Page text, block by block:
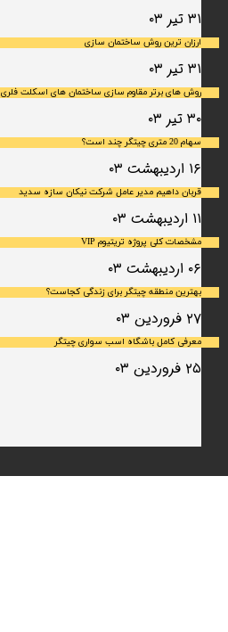
۳۱ تیر ۰۳
ارزان ترین روش ساختمان سازی
۳۱ تیر ۰۳
روش های برتر مقاوم سازی ساختمان های اسکلت فلری
۳۰ تیر ۰۳
سهام 20 متری چیتگر چند است؟
۱۶ اردیبهشت ۰۳
قربان داهیم مدیر عامل شرکت نیکان سازه سدید
۱۱ اردیبهشت ۰۳
مشخصات کلی پروژه تریتیوم VIP
۰۶ اردیبهشت ۰۳
بهترین منطقه چیتگر برای زندگی کجاست؟
۲۷ فروردین ۰۳
معرفی کامل باشگاه اسب سواری چیتگر
۲۵ فروردین ۰۳